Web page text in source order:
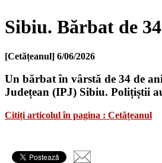
Sibiu. Bărbat de
[Cetățeanul] 6/06/2026
Un bărbat în vârstă de 34 de
Județean (IPJ) Sibiu. Polițiștii
Citiți articolul în pagina : Cetățeanul